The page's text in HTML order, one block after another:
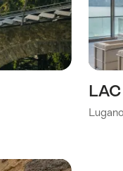
Lugano